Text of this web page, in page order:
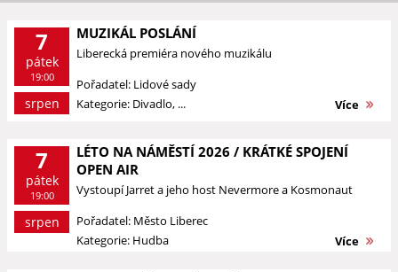
7
pátek
19:00
srpen
MUZIKÁL POSLÁNÍ
Liberecká premiéra nového muzikálu
Pořadatel: Lidové sady
Kategorie: Divadlo, ...
Více
7
pátek
19:00
srpen
LÉTO NA NÁMĚSTÍ 2026 / KRÁTKÉ SPOJENÍ
OPEN AIR
Vystoupí Jarret a jeho host Nevermore a Kosmonaut
Pořadatel: Město Liberec
Kategorie: Hudba
Více